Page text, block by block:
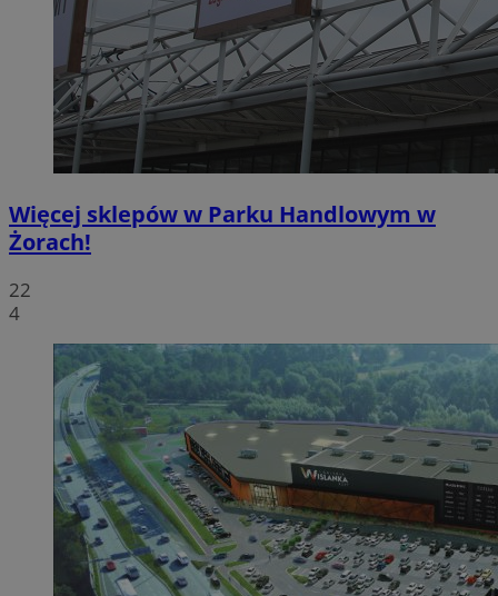
Więcej sklepów w Parku Handlowym w
Żorach!
22
4